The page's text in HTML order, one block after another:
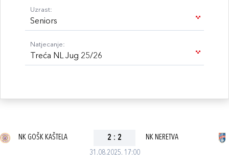
Uzrast:
Seniors
Natjecanje:
Treća NL Jug 25/26
31.08.2025. 17:00
NK GOŠK KAŠTELA 2 : 2 NK NERETVA